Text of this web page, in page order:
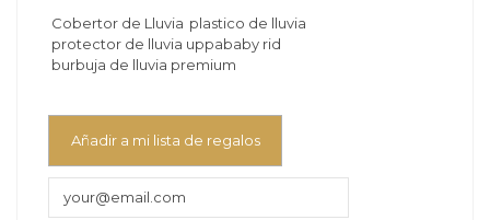
Cobertor de Lluvia plastico de lluvia
protector de lluvia uppababy rid
burbuja de lluvia premium
Añadir a mi lista de regalos